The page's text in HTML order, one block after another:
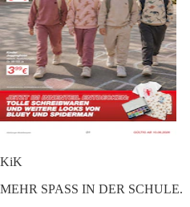
KiK
MEHR SPASS IN DER SCHULE.